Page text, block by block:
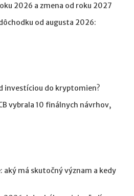
2026 a zmena od roku 2027
od augusta 2026:
investíciou do kryptomien?
vybrala 10 finálnych návrhov,
má skutočný význam a kedy